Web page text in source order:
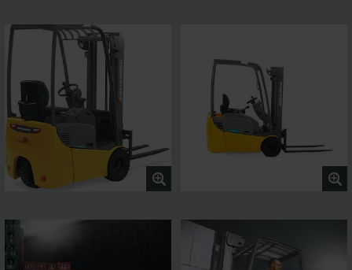
vekselstrømsteknik og et ergonomisk cockpit med udsyn
hele vejen rundt sikker kørsel og optimale
arbejdsbetingelser. Individuelle tilpasningsmuligheder for
brugeren er basis for meget effektivt og samtidig
ergonomisk arbejde i alle lageromgivelser.